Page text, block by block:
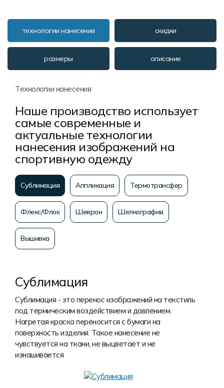
технологии нанесения скидки
размеры описание
Технологии нанесения
Наше производство использует
самые современные и
актуальные технологии
нанесения изображений на
спортивную одежду
Сублимация Аппликация Термотрансфер
Флекс/Флок Шеврон Шелкография
Вышивка
Сублимация
Сублимация - это перенос изображений на текстиль
под термическим воздействием и давлением.
Нагретая краска переносится с бумаги на
поверхность изделия. Такое нанесение не
чувствуется на ткани, не выцветает и не
изнашивается